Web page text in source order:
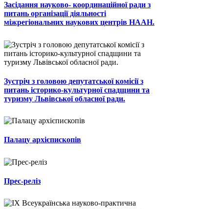
Засідання науково- координаційної ради з
питань організації діяльності
міжрегіональних наукових центрів НААН.
Зустріч з головою депутатської комісії з
питань історико-культурної спадщини та
туризму Львівської обласної ради.
Палацу архієпископів
Прес-реліз